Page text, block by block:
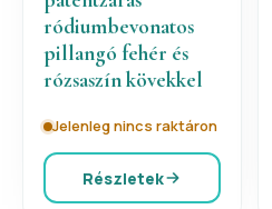
ródiumbevonatos
pillangó fehér és
rózsaszín kövekkel
Jelenleg nincs raktáron
Részletek